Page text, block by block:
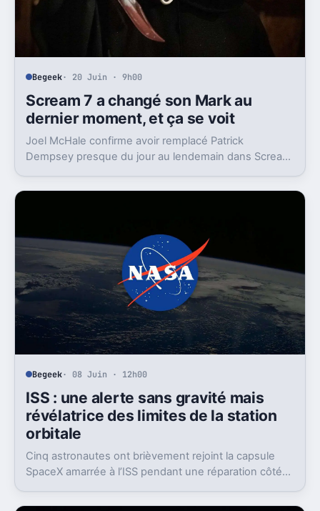
Begeek· 20 Juin · 9h00
Scream 7 a changé son Mark au
dernier moment, et ça se voit
Joel McHale confirme avoir remplacé Patrick
Dempsey presque du jour au lendemain dans Scream
gênant.
Begeek· 08 Juin · 12h00
ISS : une alerte sans gravité mais
révélatrice des limites de la station
orbitale
Cinq astronautes ont brièvement rejoint la capsule
SpaceX amarrée à l’ISS pendant une réparation côté
vieillissante.